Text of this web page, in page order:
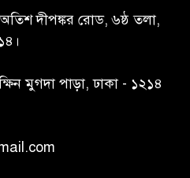
১৩ লক্ষ ১৫ হাজার টাকা
বন্যায় ক্ষতিগ্রস্তদের
চট্টগ্রামের এক অসহায় ও
দীপঙ্কর রোড, ৬ষ্ঠ তলা,
মুগদা পাড়া, ঢাকা - ১২১৪